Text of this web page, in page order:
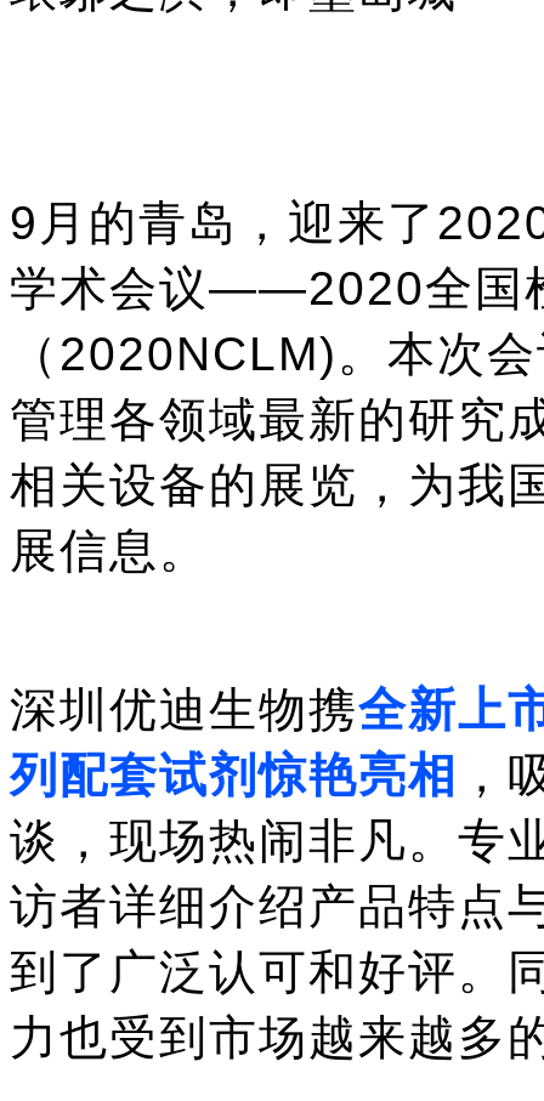
9月的青岛，迎来了
学术会议——2020全国
（2020NCLM)。本次
管理各领域最新的研究
相关设备的展览，为我
展信息。
深圳优迪生物携全新上
列配套试剂惊艳亮相 ，
谈，现场热闹非凡。专
访者详细介绍产品特点
到了广泛认可和好评。
力也受到市场越来越多